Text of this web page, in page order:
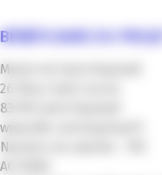
BÉNÉFICIAIRE DU PROJET
Mairie de Saint-Raphaël
26 Place Sadi Carnot
83700 Saint-Raphaël
www.ville-saintraphael.fr
Nombre de salariés : 700
ACTIONS